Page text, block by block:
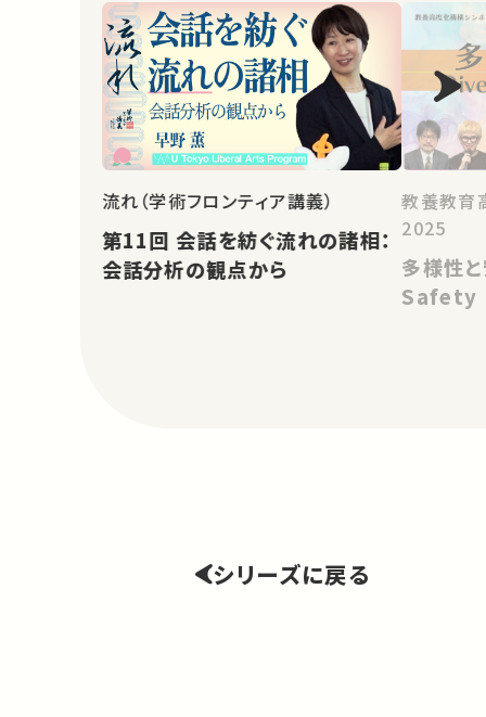
流れ（学術フロンティア講義）
第11回 会話を紡ぐ流れの諸相：
会話分析の観点から
教養教育
2025
多様性
Safety
シリーズに戻る